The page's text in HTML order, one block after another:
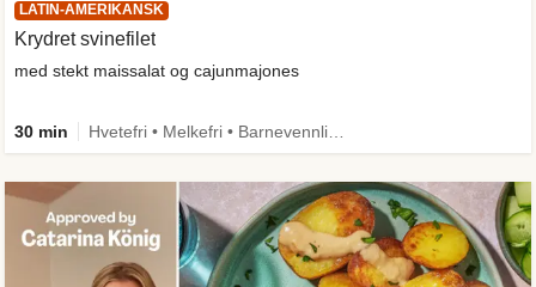
LATIN-AMERIKANSK
Krydret svinefilet
med stekt maissalat og cajunmajones
30 min